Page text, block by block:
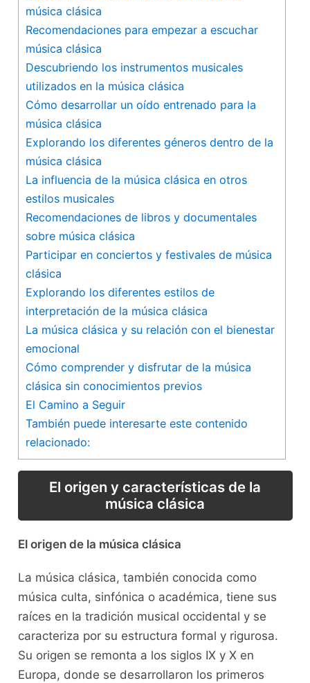
‌música clásica
Recomendaciones para empezar a escuchar
música clásica
Descubriendo los instrumentos musicales
utilizados en la música clásica
Cómo‍ desarrollar un oído‍ entrenado para la
música clásica
Explorando los diferentes géneros dentro de ⁣la
música clásica
La influencia de la música clásica en otros⁢
estilos musicales
Recomendaciones de ​libros y ‌documentales
sobre música clásica
Participar ‍en conciertos y festivales ​de música
clásica
Explorando los diferentes estilos de
interpretación de ⁣la música clásica
La música clásica y su relación con el bienestar
emocional
Cómo comprender y ‌disfrutar ‌de​ la música
clásica sin conocimientos previos
El Camino a Seguir
También puede interesarte este contenido
relacionado:
El origen y características de la
música clásica
El origen ​de la música clásica
La​ música clásica,​ también ⁢conocida como
música⁣ culta, sinfónica o académica, tiene sus
raíces en la tradición musical occidental y se
caracteriza por⁤ su estructura formal y rigurosa.
Su origen se remonta a los siglos IX⁣ y X en
Europa, donde‌ se desarrollaron ‍los primeros